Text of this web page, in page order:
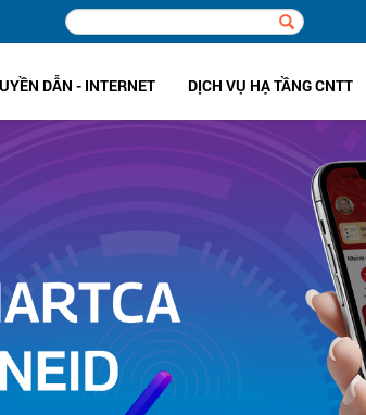
DẪN - INTERNET DỊCH VỤ HẠ TẦNG CNTT